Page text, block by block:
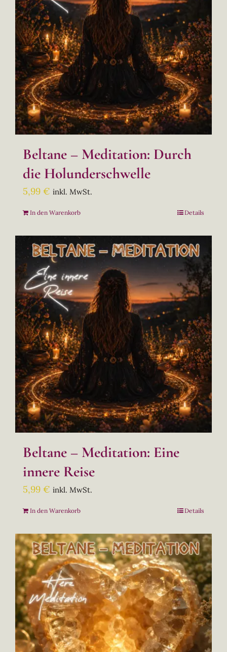
Beltane – Meditation: Durch
die Holunderschwelle
5,99 € inkl. MwSt.
In den Warenkorb Details
Beltane – Meditation: Eine
innere Reise
5,99 € inkl. MwSt.
In den Warenkorb Details